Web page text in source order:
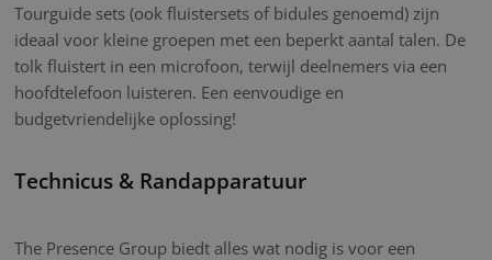
Tourguide sets (ook fluistersets of bidules genoemd) zijn
ideaal voor kleine groepen met een beperkt aantal talen. De
tolk fluistert in een microfoon, terwijl deelnemers via een
hoofdtelefoon luisteren. Een eenvoudige en
budgetvriendelijke oplossing!
Technicus & Randapparatuur
The Presence Group biedt alles wat nodig is voor een